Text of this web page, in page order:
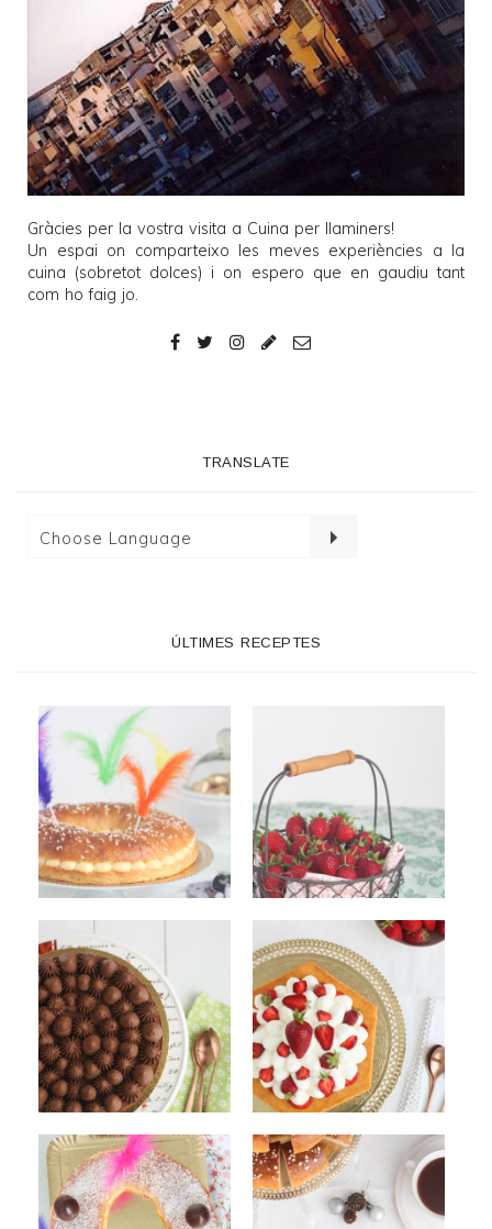
Gràcies per la vostra visita a Cuina per llaminers!
Un espai on comparteixo les meves experiències a la
cuina (sobretot dolces) i on espero que en gaudiu tant
com ho faig jo.
TRANSLATE
ÚLTIMES RECEPTES